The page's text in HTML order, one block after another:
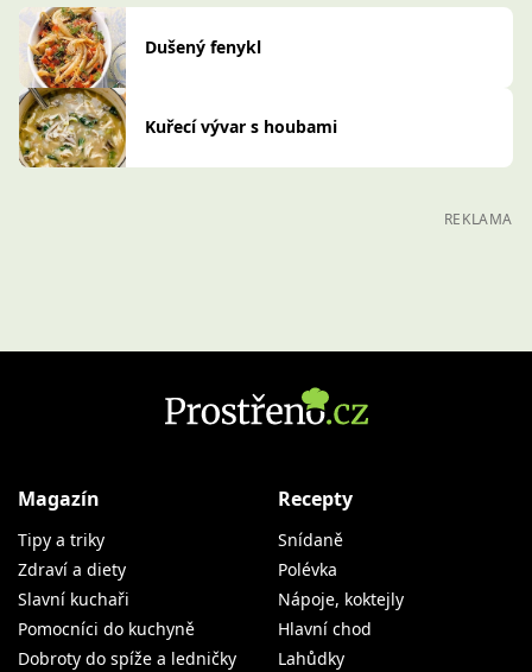
Dušený fenykl
Kuřecí vývar s houbami
REKLAMA
Magazín
Tipy a triky
Zdraví a diety
Slavní kuchaři
Pomocníci do kuchyně
Dobroty do spíže a ledničky
Recepty
Snídaně
Polévka
Nápoje, koktejly
Hlavní chod
Lahůdky